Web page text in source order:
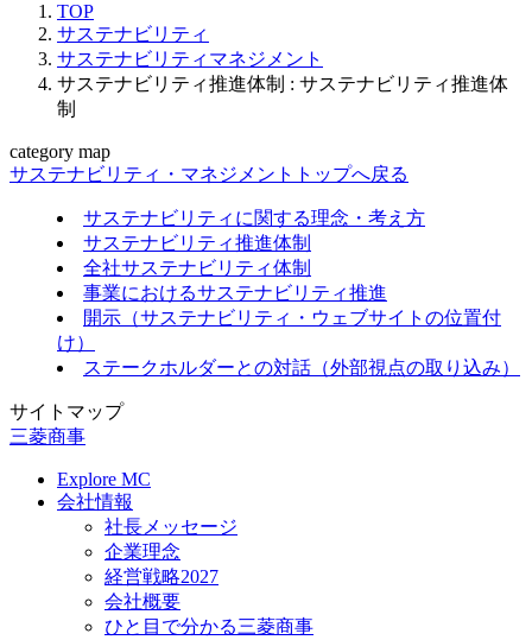
TOP
サステナビリティ
サステナビリティマネジメント
サステナビリティ推進体制 : サステナビリティ推進体
制
category map
サステナビリティ・マネジメントトップへ戻る
サステナビリティに関する理念・考え方
サステナビリティ推進体制
全社サステナビリティ体制
事業におけるサステナビリティ推進
開示（サステナビリティ・ウェブサイトの位置付
け）
ステークホルダーとの対話（外部視点の取り込み）
サイトマップ
三菱商事
Explore MC
会社情報
社長メッセージ
企業理念
経営戦略2027
会社概要
ひと目で分かる三菱商事